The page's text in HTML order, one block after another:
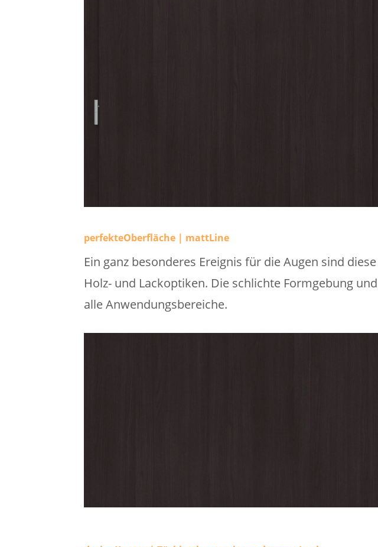
perfekteOberfläche | mattLine
Ein ganz besonderes Ereignis für die Augen sind
Holz- und Lackoptiken. Die schlichte Formgebung
alle Anwendungsbereiche.